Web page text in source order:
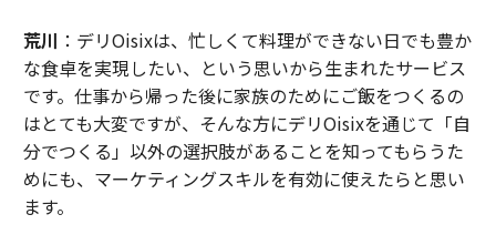
荒川 ：デリOisixは、忙しくて料理ができない日でも豊か
な食卓を実現したい、という思いから生まれたサービス
です。仕事から帰った後に家族のためにご飯をつくるの
はとても大変ですが、そんな方にデリOisixを通じて「自
分でつくる」以外の選択肢があることを知ってもらうた
めにも、マーケティングスキルを有効に使えたらと思い
ます。